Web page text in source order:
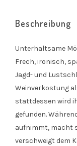
Beschreibung
Unterhaltsame
Frech, ironisch,
Jagd- und
Weinverkostung
stattdessen wird
gefunden.
aufnimmt, macht
verschweigt dem